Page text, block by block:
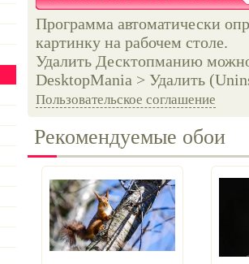
Программа автоматически
картинку на рабочем столе.
Удалить Десктопманию
DesktopMania > Удалить
Пользовательское соглашение
Рекомендуемые обои